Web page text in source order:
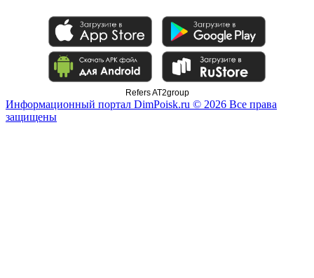
Refers AT2group
Информационный портал DimPoisk.ru © 2026 Все права
защищены